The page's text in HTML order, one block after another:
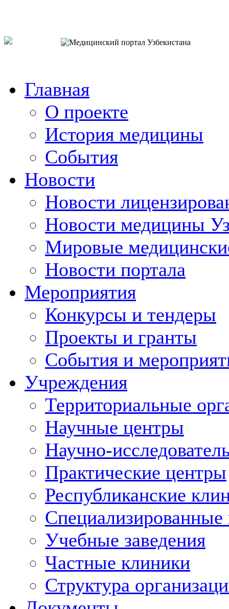
Главная
О проекте
История медицины
События
Новости
Новости
Новости медицины
Мировые
Новости портала
Мероприятия
Конкурсы и тендеры
Проекты и гранты
События и
Учреждения
Территориальные
Научные центры
Научно-
Практические центры
Республиканские
Учебные заведения
Частные клиники
Структура